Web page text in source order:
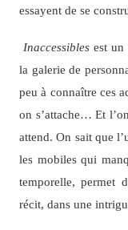
essayent de se
Inaccessiblesest un
la galerie de
peu à connaître ces
on s’attache… Et
attend. On sait que
les mobiles qui
temporelle, permet
récit, dans une